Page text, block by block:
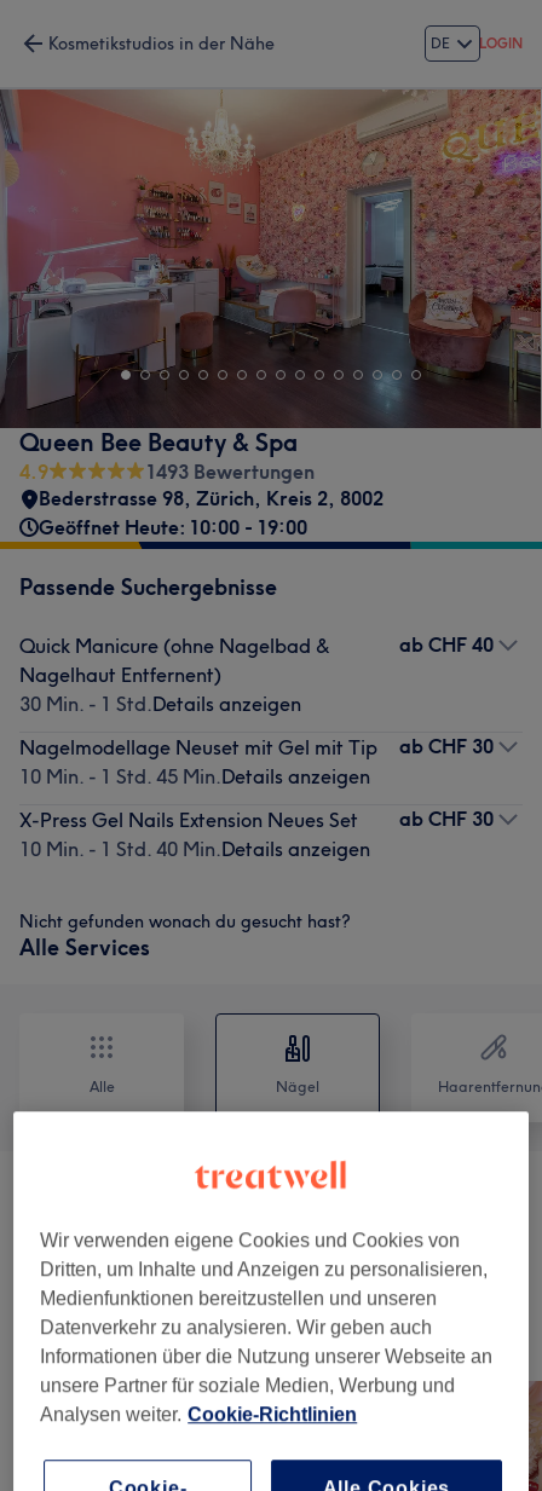
Kosmetikstudios in der Nähe DE LOGIN
Queen Bee Beauty & Spa
4.9
1493 Bewertungen
Bederstrasse 98, Zürich, Kreis 2, 8002
Geöffnet Heute: 10:00 - 19:00
Passende Suchergebnisse
Quick Manicure (ohne Nagelbad &
Nagelhaut Entfernent)
30 Min. - 1 Std.Details anzeigen
ab CHF 40
Nagelmodellage Neuset mit Gel mit Tip
10 Min. - 1 Std. 45 Min.Details anzeigen
ab CHF 30
X-Press Gel Nails Extension Neues Set
10 Min. - 1 Std. 40 Min.Details anzeigen
ab CHF 30
Nicht gefunden wonach du gesucht hast?
Alle Services
Alle Nägel
Nagelmodellage (9 ) ab CHF 1
Unsere Arbeit
Bild anklicken für weitere Details
Wir verwenden eigene Cookies und Cookies von
Dritten, um Inhalte und Anzeigen zu personalisieren,
Medienfunktionen bereitzustellen und unseren
Datenverkehr zu analysieren. Wir geben auch
Informationen über die Nutzung unserer Webseite an
unsere Partner für soziale Medien, Werbung und
Analysen weiter. Cookie-Richtlinien